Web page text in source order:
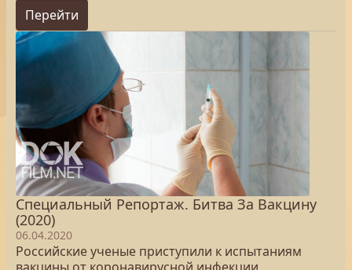
Перейти
Специальный Репортаж. Битва За Вакцину
(2020)
06.04.2020
Российские ученые приступили к испытаниям